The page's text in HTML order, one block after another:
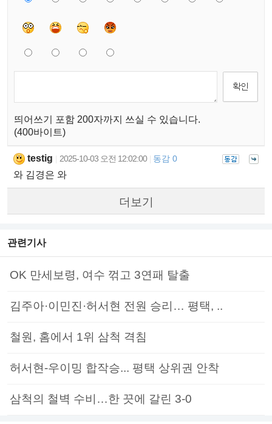
띄어쓰기 포함 200자까지 쓰실 수 있습니다.
(400바이트)
testig 2025-10-03 오전 12:02:00 동감 0
와 김경은 와
더보기
관련기사
OK 만세보령, 여수 꺾고 3연패 탈출
김주아·이민진·허서현 전원 승리… 평택, ..
철원, 홈에서 1위 삼척 격침
허서현-우이밍 합작승... 평택 상위권 안착
삼척의 철벽 수비…한 끗에 갈린 3-0